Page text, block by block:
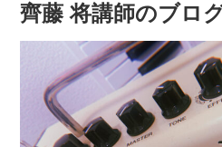
齊藤 将講師のブロ